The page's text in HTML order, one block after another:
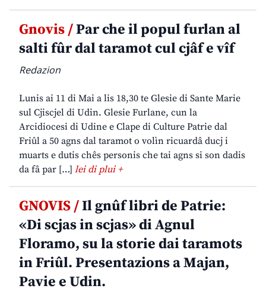
Gnovis /Par che il popul furlan al
salti fûr dal taramot cul cjâf e vîf
Redazion
Lunis ai 11 di Mai a lis 18,30 te Glesie di Sante Marie
sul Cjiscjel di Udin. Glesie Furlane, cun la
Arcidiocesi di Udine e Clape di Culture Patrie dal
Friûl a 50 agns dal taramot o volìn ricuardâ ducj i
muarts e dutis chês personis che tai agns si son dadis
da fâ par […] lei di plui +
GNOVIS /Il gnûf libri de Patrie:
«Di scjas in scjas» di Agnul
Floramo, su la storie dai taramots
in Friûl. Presentazions a Majan,
Pavie e Udin.